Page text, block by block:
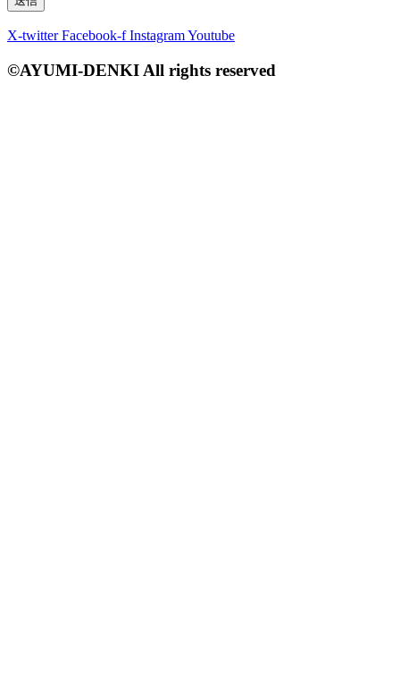
X-twitter Facebook-f InstagramYoutube
©AYUMI-DENKI All rights reserved